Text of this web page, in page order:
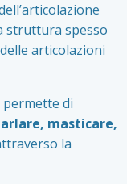
struttura spesso
articolazioni
di
masticare,
la